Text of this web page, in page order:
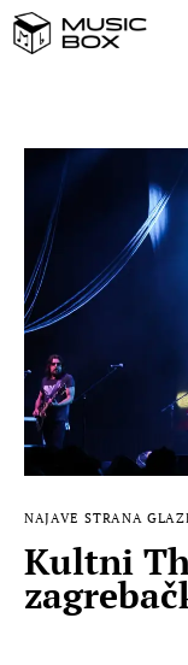
FILM
MUSIC
NAJAVE STRANA
Kultni